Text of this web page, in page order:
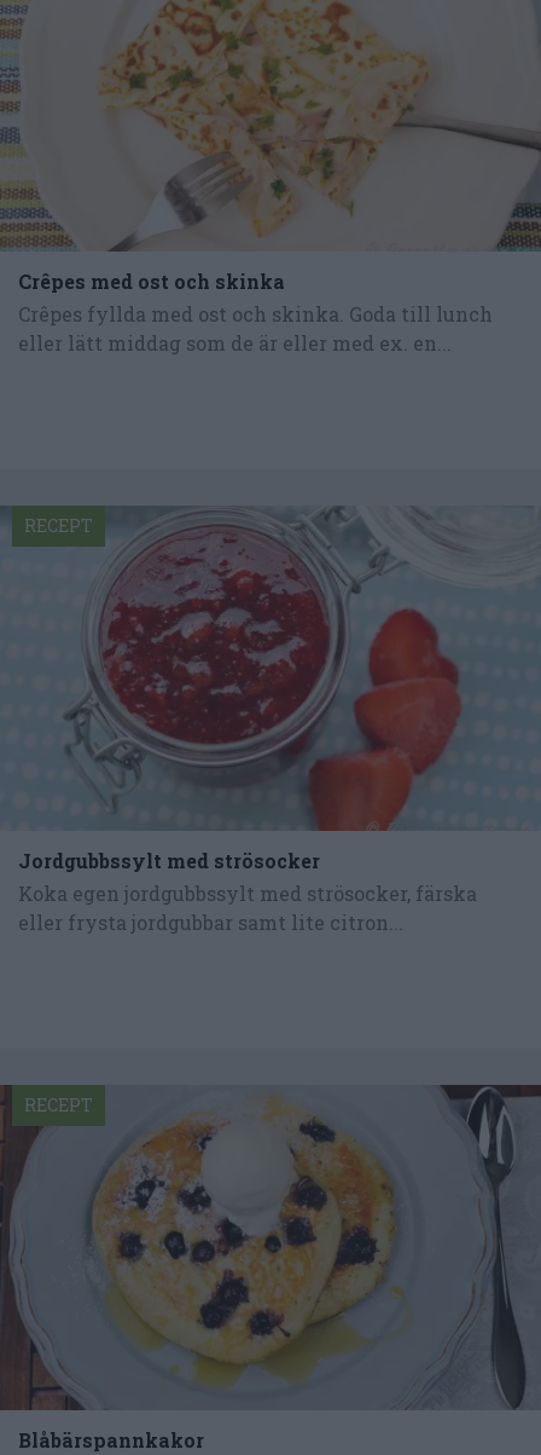
Crêpes med ost och skinka
Crêpes fyllda med ost och skinka. Goda till lunch
eller lätt middag som de är eller med ex. en...
Jordgubbssylt med strösocker
Koka egen jordgubbssylt med strösocker, färska
eller frysta jordgubbar samt lite citron...
RECEPT
Blåbärspannkakor
RECEPT